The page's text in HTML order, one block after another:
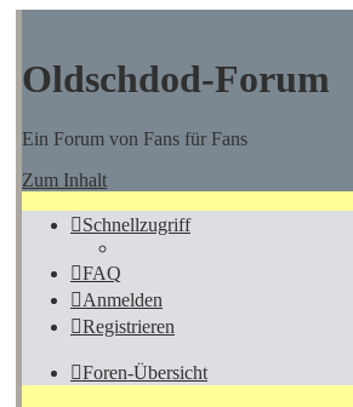
Oldschdod-Forum
Ein Forum von Fans für Fans
Zum Inhalt
Schnellzugriff
FAQ
Anmelden
Registrieren
Foren-Übersicht